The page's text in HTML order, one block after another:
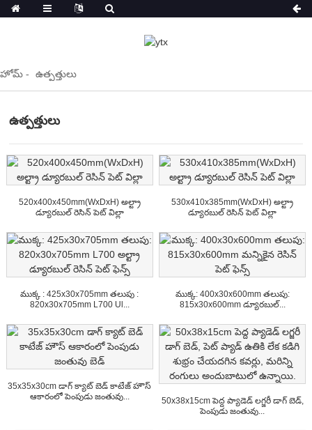
హోమ్ ఉత్పత్తులు
ఉత్పత్తులు
520x400x450mm(WxDxH) అల్ట్రా
డ్యూరబుల్ రెసిన్ పెట్ విల్లా
530x410x385mm(WxDxH) అల్ట్రా
డ్యూరబుల్ రెసిన్ పెట్ విల్లా
ముక్క : 425x30x705mm తలుపు :
820x30x705mm L700 Ul...
ముక్క: 400x30x600mm తలుపు:
815x30x600mm డ్యూరబుల్...
35x35x30cm డాగ్ క్యాట్ బెడ్ కాటేజ్ హౌస్
ఆకారంలో పెంపుడు జంతువు...
50x38x15cm పెద్ద ప్యాడెడ్ లగ్జరీ డాగ్ బెడ్,
పెంపుడు జంతువు...